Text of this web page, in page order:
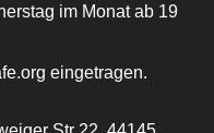
im Monat ab 19
eingetragen.